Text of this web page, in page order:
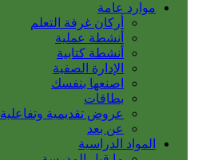
موارد عامة
أركان غرفة التعلم
أنشطة عملية
أنشطة كتابية
الإدارة الصفية
اصنعها بنفسك
بطاقات
عروض تقديمية وتفاعلية
عن بعد
المواد الدراسية